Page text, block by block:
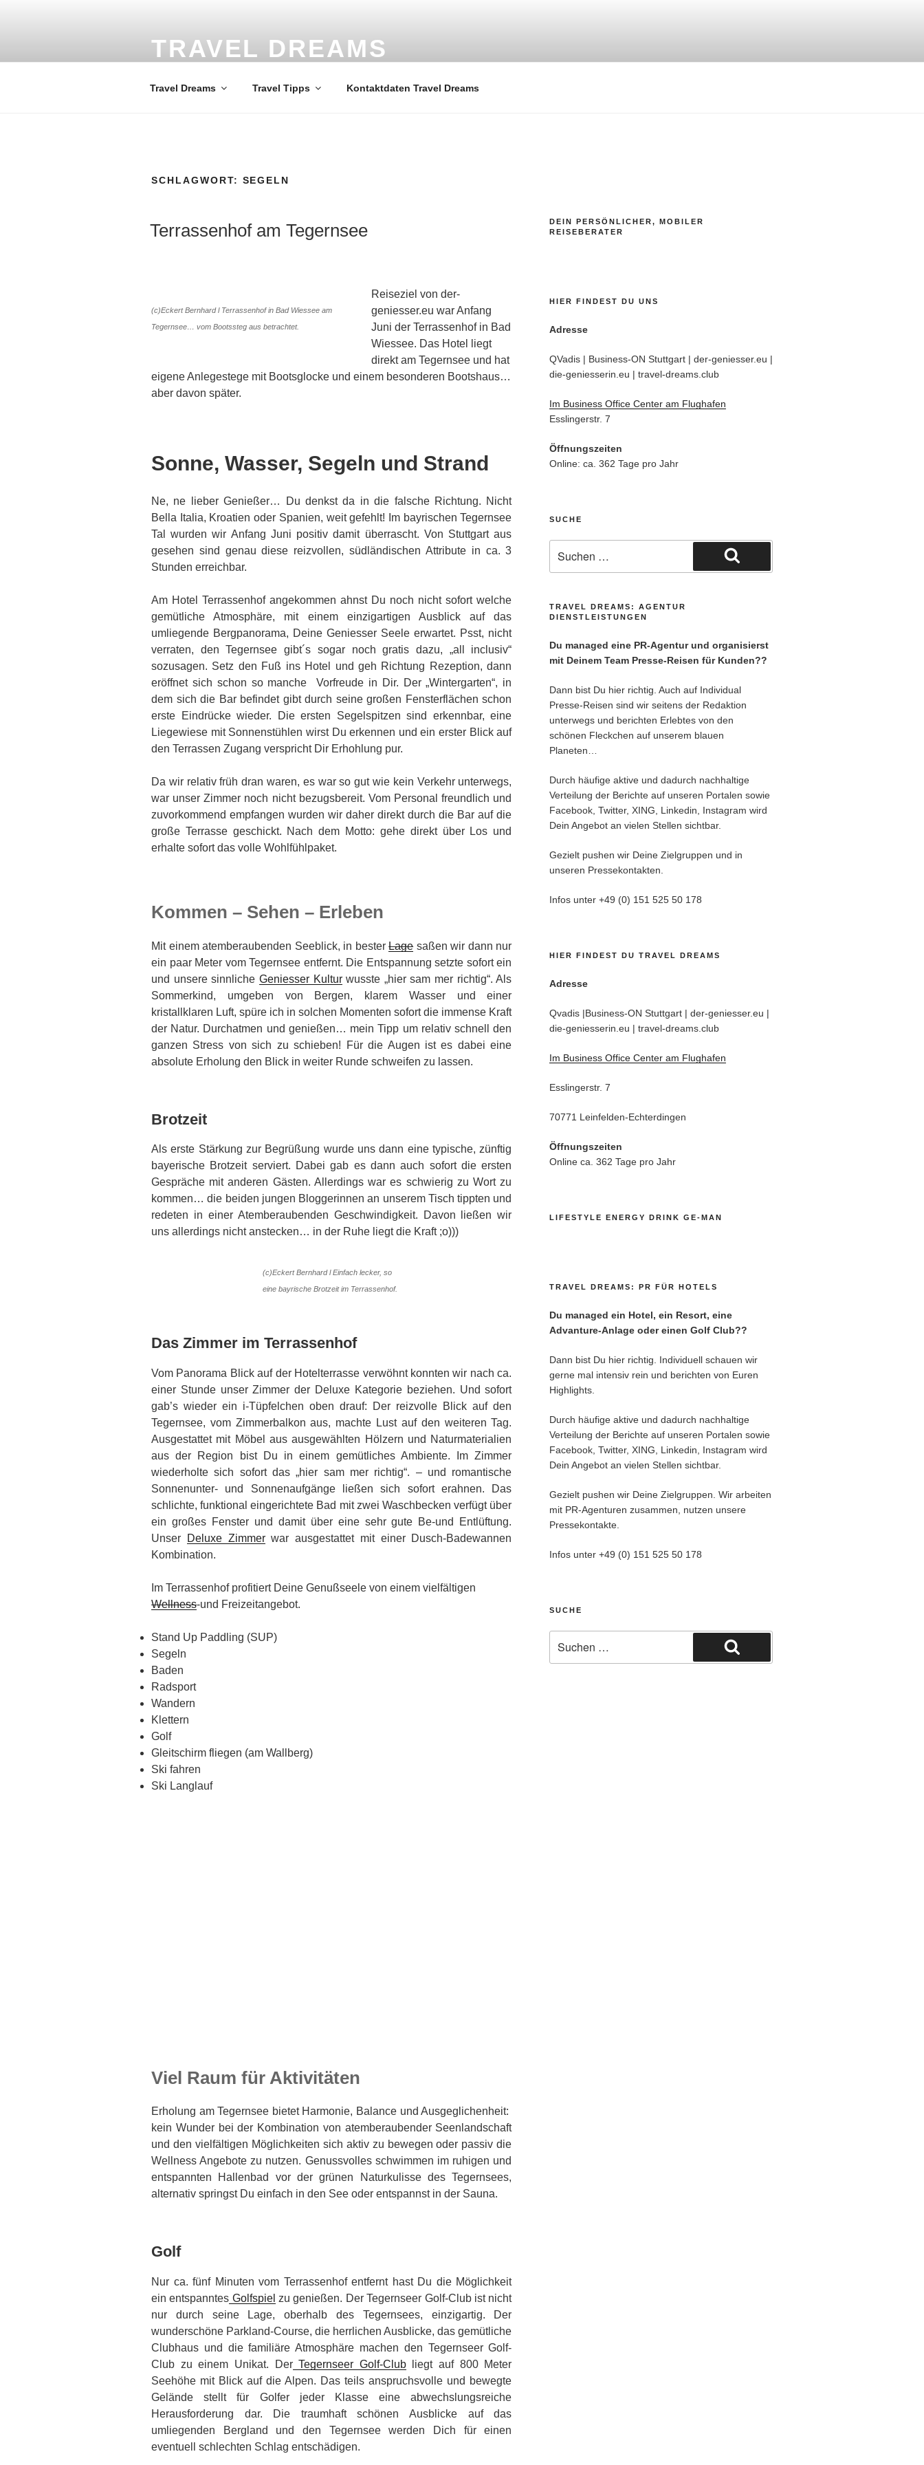
TRAVEL DREAMS
Travel Dreams Travel Tipps Kontaktdaten Travel Dreams
SCHLAGWORT: SEGELN
VERÖFFENTLICHT
Terrassenhof am Tegernsee
(c)Eckert Bernhard l Terrassenhof in Bad Wiessee am
Tegernsee… vom Bootssteg aus betrachtet.
Reiseziel von der-
geniesser.eu war Anfang
Juni der Terrassenhof in Bad
Wiessee. Das Hotel liegt
direkt am Tegernsee und hat
eigene Anlegestege mit Bootsglocke und einem besonderen Bootshaus…
aber davon später.
Sonne, Wasser, Segeln und Strand
Ne, ne lieber Genießer… Du denkst da in die falsche Richtung. Nicht
Bella Italia, Kroatien oder Spanien, weit gefehlt! Im bayrischen Tegernsee
Tal wurden wir Anfang Juni positiv damit überrascht. Von Stuttgart aus
gesehen sind genau diese reizvollen, südländischen Attribute in ca. 3
Stunden erreichbar.
Am Hotel Terrassenhof angekommen ahnst Du noch nicht sofort welche
gemütliche Atmosphäre, mit einem einzigartigen Ausblick auf das
umliegende Bergpanorama, Deine Geniesser Seele erwartet. Psst, nicht
verraten, den Tegernsee gibt´s sogar noch gratis dazu, „all inclusiv“
sozusagen. Setz den Fuß ins Hotel und geh Richtung Rezeption, dann
eröffnet sich schon so manche Vorfreude in Dir. Der „Wintergarten“, in
dem sich die Bar befindet gibt durch seine großen Fensterflächen schon
erste Eindrücke wieder. Die ersten Segelspitzen sind erkennbar, eine
Liegewiese mit Sonnenstühlen wirst Du erkennen und ein erster Blick auf
den Terrassen Zugang verspricht Dir Erhohlung pur.
Da wir relativ früh dran waren, es war so gut wie kein Verkehr unterwegs,
war unser Zimmer noch nicht bezugsbereit. Vom Personal freundlich und
zuvorkommend empfangen wurden wir daher direkt durch die Bar auf die
große Terrasse geschickt. Nach dem Motto: gehe direkt über Los und
erhalte sofort das volle Wohlfühlpaket.
Kommen – Sehen – Erleben
Mit einem atemberaubenden Seeblick, in besterLagesaßen wir dann nur
ein paar Meter vom Tegernsee entfernt. Die Entspannung setzte sofort ein
und unsere sinnliche Geniesser Kulturwusste „hier sam mer richtig“. Als
Sommerkind, umgeben von Bergen, klarem Wasser und einer
kristallklaren Luft, spüre ich in solchen Momenten sofort die immense Kraft
der Natur. Durchatmen und genießen… mein Tipp um relativ schnell den
ganzen Stress von sich zu schieben! Für die Augen ist es dabei eine
absolute Erholung den Blick in weiter Runde schweifen zu lassen.
Brotzeit
Als erste Stärkung zur Begrüßung wurde uns dann eine typische, zünftig
bayerische Brotzeit serviert. Dabei gab es dann auch sofort die ersten
Gespräche mit anderen Gästen. Allerdings war es schwierig zu Wort zu
kommen… die beiden jungen Bloggerinnen an unserem Tisch tippten und
redeten in einer Atemberaubenden Geschwindigkeit. Davon ließen wir
uns allerdings nicht anstecken… in der Ruhe liegt die Kraft ;o)))
(c)Eckert Bernhard l Einfach lecker, so
eine bayrische Brotzeit im Terrassenhof.
Das Zimmer im Terrassenhof
Vom Panorama Blick auf der Hotelterrasse verwöhnt konnten wir nach ca.
einer Stunde unser Zimmer der Deluxe Kategorie beziehen. Und sofort
gab’s wieder ein i-Tüpfelchen oben drauf: Der reizvolle Blick auf den
Tegernsee, vom Zimmerbalkon aus, machte Lust auf den weiteren Tag.
Ausgestattet mit Möbel aus ausgewählten Hölzern und Naturmaterialien
aus der Region bist Du in einem gemütliches Ambiente. Im Zimmer
wiederholte sich sofort das „hier sam mer richtig“. – und romantische
Sonnenunter- und Sonnenaufgänge ließen sich sofort erahnen. Das
schlichte, funktional eingerichtete Bad mit zwei Waschbecken verfügt über
ein großes Fenster und damit über eine sehr gute Be-und Entlüftung.
Unser
Deluxe Zimmerwar ausgestattet mit einer Dusch-Badewannen
Kombination.
Im Terrassenhof profitiert Deine Genußseele von einem vielfältigen
Wellness-und Freizeitangebot.
Stand Up Paddling (SUP)
Segeln
Baden
Radsport
Wandern
Klettern
Golf
Gleitschirm fliegen (am Wallberg)
Ski fahren
Ski Langlauf
Viel Raum für Aktivitäten
Erholung am Tegernsee bietet Harmonie, Balance und Ausgeglichenheit:
kein Wunder bei der Kombination von atemberaubender Seenlandschaft
und den vielfältigen Möglichkeiten sich aktiv zu bewegen oder passiv die
Wellness Angebote zu nutzen. Genussvolles schwimmen im ruhigen und
entspannten Hallenbad vor der grünen Naturkulisse des Tegernsees,
alternativ springst Du einfach in den See oder entspannst in der Sauna.
Golf
Nur ca. fünf Minuten vom Terrassenhof entfernt hast Du die Möglichkeit
ein entspanntes Golfspiel zu genießen. Der Tegernseer Golf-Club ist nicht
nur durch seine Lage, oberhalb des Tegernsees, einzigartig. Der
wunderschöne Parkland-Course, die herrlichen Ausblicke, das gemütliche
Clubhaus und die familiäre Atmosphäre machen den Tegernseer Golf-
Club zu einem Unikat. DerTegernseer Golf-Clubliegt auf 800 Meter
Seehöhe mit Blick auf die Alpen. Das teils anspruchsvolle und bewegte
Gelände stellt für Golfer jeder Klasse eine abwechslungsreiche
Herausforderung dar. Die traumhaft schönen Ausblicke auf das
umliegenden Bergland und den Tegernsee werden Dich für einen
eventuell schlechten Schlag entschädigen.
DEIN PERSÖNLICHER, MOBILER
REISEBERATER
HIER FINDEST DU UNS
Adresse
QVadis | Business-ON Stuttgart | der-geniesser.eu |
die-geniesserin.eu | travel-dreams.club
Im Business Office Center am Flughafen
Esslingerstr. 7
Öffnungszeiten
Online: ca. 362 Tage pro Jahr
SUCHE
nach:
Suchen
TRAVEL DREAMS: AGENTUR
DIENSTLEISTUNGEN
Du managed eine PR-Agentur und organisierst
mit Deinem Team Presse-Reisen für Kunden??
Dann bist Du hier richtig. Auch auf Individual
Presse-Reisen sind wir seitens der Redaktion
unterwegs und berichten Erlebtes von den
schönen Fleckchen auf unserem blauen
Planeten…
Durch häufige aktive und dadurch nachhaltige
Verteilung der Berichte auf unseren Portalen sowie
Facebook, Twitter, XING, Linkedin, Instagram wird
Dein Angebot an vielen Stellen sichtbar.
Gezielt pushen wir Deine Zielgruppen und in
unseren Pressekontakten.
Infos unter +49 (0) 151 525 50 178
HIER FINDEST DU TRAVEL DREAMS
Adresse
Qvadis |Business-ON Stuttgart | der-geniesser.eu |
die-geniesserin.eu | travel-dreams.club
Im Business Office Center am Flughafen
Esslingerstr. 7
70771 Leinfelden-Echterdingen
Öffnungszeiten
Online ca. 362 Tage pro Jahr
LIFESTYLE ENERGY DRINK GE-MAN
TRAVEL DREAMS: PR FÜR HOTELS
Du managed ein Hotel, ein Resort, eine
Advanture-Anlage oder einen Golf Club??
Dann bist Du hier richtig. Individuell schauen wir
gerne mal intensiv rein und berichten von Euren
Highlights.
Durch häufige aktive und dadurch nachhaltige
Verteilung der Berichte auf unseren Portalen sowie
Facebook, Twitter, XING, Linkedin, Instagram wird
Dein Angebot an vielen Stellen sichtbar.
Gezielt pushen wir Deine Zielgruppen. Wir arbeiten
mit PR-Agenturen zusammen, nutzen unsere
Pressekontakte.
Infos unter +49 (0) 151 525 50 178
SUCHE
nach:
Suchen